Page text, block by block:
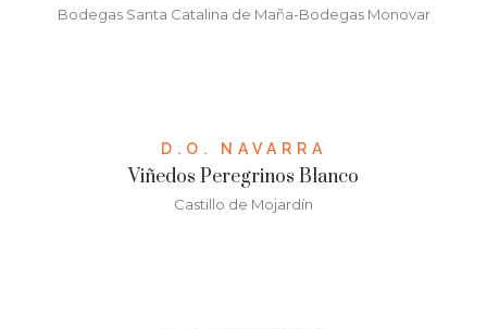
Bodegas Santa Catalina de Maña-Bodegas Monovar
D.O. NAVARRA
Viñedos Peregrinos Blanco
Castillo de Mojardín